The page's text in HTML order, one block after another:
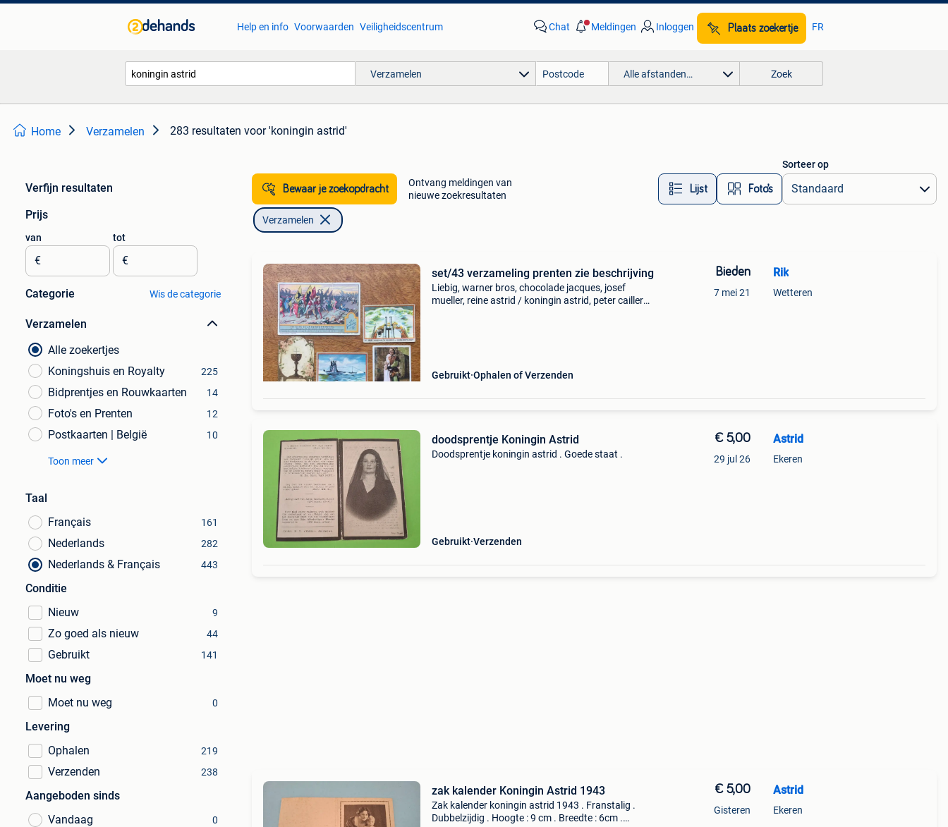
Help en info Voorwaarden Veiligheidscentrum Chat Meldingen Inloggen Plaats zoekertje FR
Verzamelen Alle afstanden… Zoek
Home Verzamelen 283 resultaten voor 'koningin astrid'
Verfijn resultaten
Prijs
van
€
tot
€
Categorie Wis de categorie
Verzamelen
Alle zoekertjes
Koningshuis en Royalty
225
Bidprentjes en Rouwkaarten 14
Foto's en Prenten 12
Postkaarten | België 10
Toon meer
Taal
Français
161
Nederlands 282
Nederlands & Français 443
Conditie
Nieuw
9
Zo goed als nieuw 44
Gebruikt 141
Moet nu weg
Moet nu weg
0
Levering
Ophalen
219
Verzenden 238
Aangeboden sinds
Vandaag
0
Bewaar je zoekopdracht
Ontvang meldingen van
nieuwe zoekresultaten
Lijst Foto’s
Sorteer op
Verzamelen
set/43 verzameling prenten zie beschrijving
Liebig, warner bros, chocolade jacques, josef
mueller, reine astrid / koningin astrid, peter cailler
Gebruikt Ophalen of Verzenden
Bieden
7 mei 21
Rik
Wetteren
doodsprentje Koningin Astrid
Doodsprentje koningin astrid . Goede staat .
Gebruikt Verzenden
€ 5,00
29 jul 26
Astrid
Ekeren
zak kalender Koningin Astrid 1943
Zak kalender koningin astrid 1943 . Franstalig .
Dubbelzijdig . Hoogte : 9 cm . Breedte : 6cm .
€ 5,00
Gisteren
Astrid
Ekeren